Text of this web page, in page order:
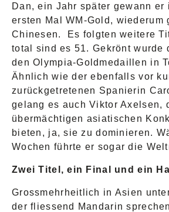
Dan, ein Jahr später gewann er
ersten Mal WM-Gold, wiederum
Chinesen. Es folgten weitere
total sind es 51. Gekrönt wurde
den Olympia-Goldmedaillen in
Ähnlich wie der ebenfalls vor
zurückgetretenen Spanierin
gelang es auch Viktor Axelsen,
übermächtigen asiatischen
bieten, ja, sie zu dominieren.
Wochen führte er sogar die
Zwei Titel, ein Final und ein
Grossmehrheitlich in Asien
der fliessend Mandarin